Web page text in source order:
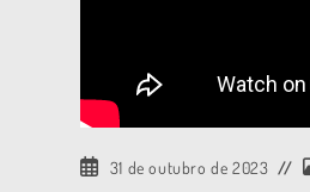
31 de outubro de 2023